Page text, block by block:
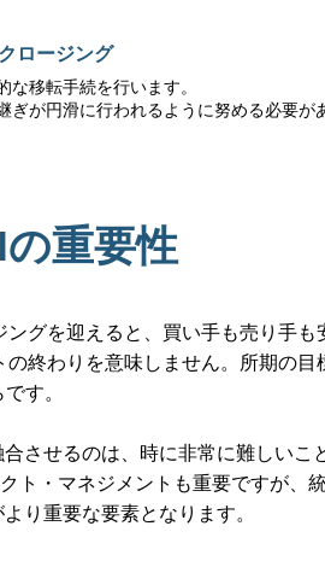
クロージング
移転手続を行います。
が円滑に行われるように努める必要が
の重要性
グを迎えると、買い手も売り手も
終わりを意味しません。所期の
す。
させるのは、時に非常に難しいこ
ト・マネジメントも重要ですが、
り重要な要素となります。